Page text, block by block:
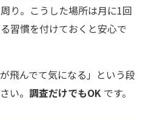
り。こうした場所は月に1回
習慣を付けておくと安心で
飛んでて気になる」という段
い。 調査だけでもOK です。